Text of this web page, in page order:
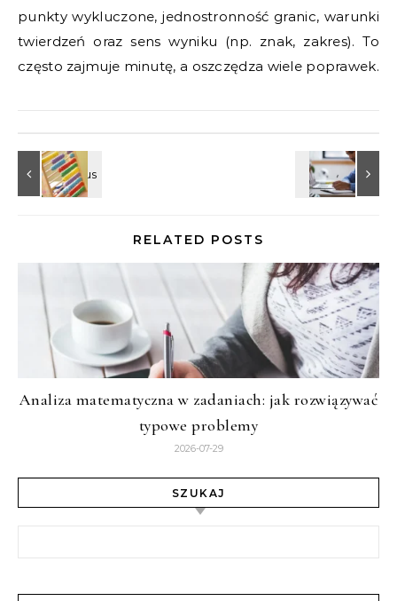
punkty wykluczone, jednostronność granic, warunki
twierdzeń oraz sens wyniku (np. znak, zakres). To
często zajmuje minutę, a oszczędza wiele poprawek.
RELATED POSTS
Analiza matematyczna w zadaniach: jak rozwiązywać
typowe problemy
2026-07-29
SZUKAJ